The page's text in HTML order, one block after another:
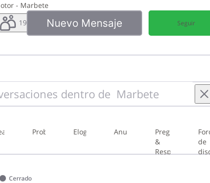
- Marbete
19 Nuevo Mensaje Seguir
Problemas Elogios Anuncios
Preguntas
&
Respuestas
de
Cerrado